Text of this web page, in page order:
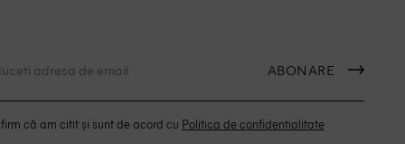
ABONARE
că am citit și sunt de acord cu Politica de confidentialitate